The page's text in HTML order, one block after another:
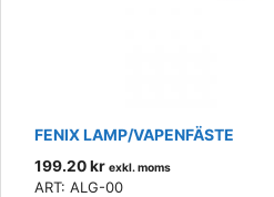
FENIX LAMP/VAPENFÄSTE
199.20kr exkl. moms
ART: ALG-00